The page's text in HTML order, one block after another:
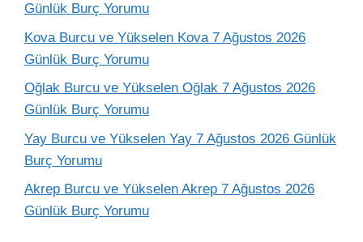
Günlük Burç Yorumu
Kova Burcu ve Yükselen Kova 7 Ağustos 2026
Günlük Burç Yorumu
Oğlak Burcu ve Yükselen Oğlak 7 Ağustos 2026
Günlük Burç Yorumu
Yay Burcu ve Yükselen Yay 7 Ağustos 2026 Günlük
Burç Yorumu
Akrep Burcu ve Yükselen Akrep 7 Ağustos 2026
Günlük Burç Yorumu